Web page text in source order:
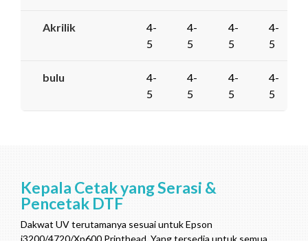
Akrilik
4-
5
4-
5
4-
5
4-
5
bulu
4-
5
4-
5
4-
5
4-
5
Kepala Cetak yang Serasi &
Pencetak DTF
Dakwat UV terutamanya sesuai untuk Epson